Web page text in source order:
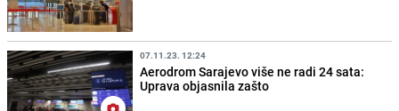
07.11.23. 12:24
Aerodrom Sarajevo više ne radi 24 sata:
Uprava objasnila zašto